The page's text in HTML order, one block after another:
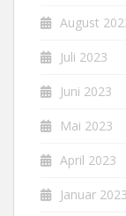
August
Juli 2023
Juni 2023
Mai 2023
April 2023
Januar 2023